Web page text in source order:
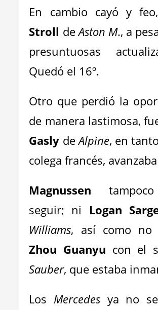
En cambio cayó y feo,
Stroll deAston M., a
presuntuosas
Quedó el 16º.
Otro que perdió la
de manera lastimosa,
Gasly deAlpine, en
colega francés,
Magnussen
seguir; ni Logan
Williams, así como no
Zhou Guanyu con el
Sauber, que estaba
Los Mercedes ya no